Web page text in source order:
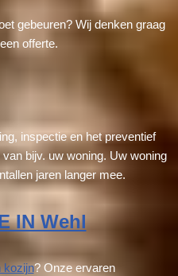
gebeuren? Wij denken graag
offerte.
inspectie en het preventief
bijv. uw woning. Uw woning
jaren langer mee.
IN Wehl
kozijn? Onze ervaren